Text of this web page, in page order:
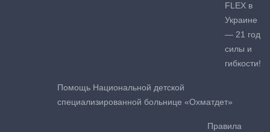
FLEX в
Украине
— 21 год
силы и
гибкости!
Помощь Национальной детской
специализированной больнице «Охматдет»
Правила